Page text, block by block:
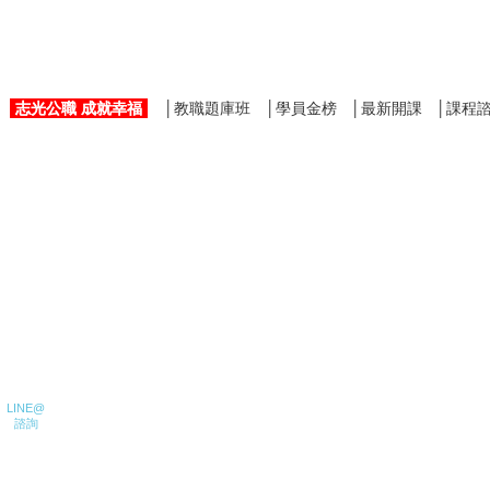
志光公職 成就幸福 │教職題庫班 │學員金榜 │最新開課 │課程
LINE@
諮詢